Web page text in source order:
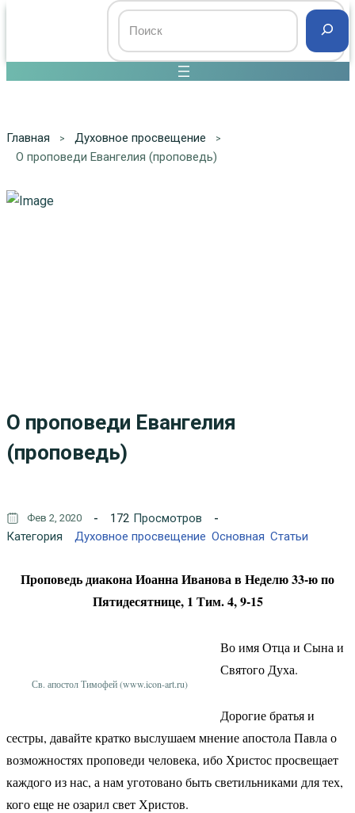
Главная
Духовное просвещение
О проповеди Евангелия (проповедь)
О проповеди Евангелия
(проповедь)
Фев 2, 2020 172 Просмотров
Категория
Духовное просвещение Основная Статьи
Проповедь диакона Иоанна Иванова в Неделю 33-ю по
Пятидесятнице, 1 Тим. 4, 9-15
Св. апостол Тимофей (www.icon-art.ru)
Во имя Отца и Сына и
Святого Духа.
Дорогие братья и
сестры, давайте кратко выслушаем мнение апостола Павла о
возможностях проповеди человека, ибо Христос просвещает
каждого из нас, а нам уготовано быть светильниками для тех,
кого еще не озарил свет Христов.